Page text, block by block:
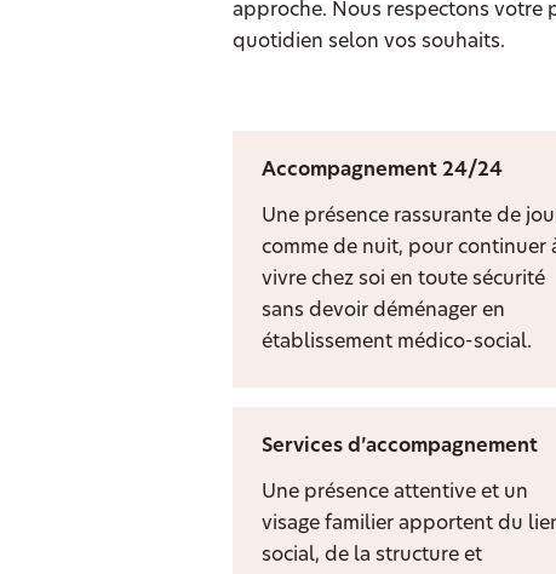
approche. Nous respectons votre
quotidien selon vos souhaits.
Accompagnement 24/24
Une présence rassurante de
comme de nuit, pour continuer
vivre chez soi en toute sécurité
sans devoir déménager en
établissement médico-social.
Services d’accompagnement
Une présence attentive et un
visage familier apportent du
social, de la structure et